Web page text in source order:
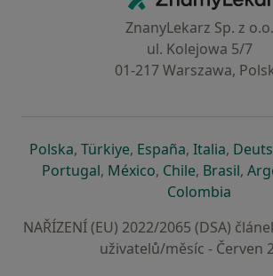
ZnanyLekarz Sp. z o.o.
ul. Kolejowa 5/7
01-217 Warszawa,
Polskase otevře v nové záložce
, Türkiyese otevře v nové
, Españase otevře v
, Italiase
,
Portugalse otevře v nové záložce
, Méxicose otevře v nové
, Chilese otevře v
, Brasilse
,
Colombia
NAŘÍZENÍ (EU) 2022/2065 (DSA)
uživatelů/měsíc - Červen